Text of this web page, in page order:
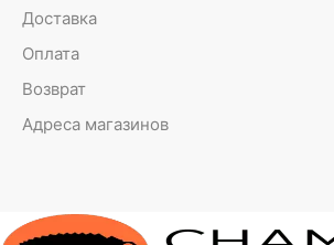
Доставка
Оплата
Возврат
Адреса магазинов